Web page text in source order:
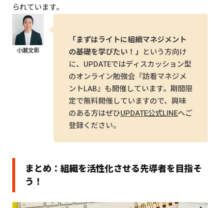
られています。
「まずはライトに組織マネジメント
の基礎を学びたい！」
という方向け
に、UPDATEではディスカッション型
のオンライン勉強会『訪看マネジメ
ントLAB』も開催しています。期間限
定で無料開催していますので、興味
のある方はぜひUPDATE公式LINEへご
登録ください。
まとめ：組織を活性化させる先導者を目指そ
う！